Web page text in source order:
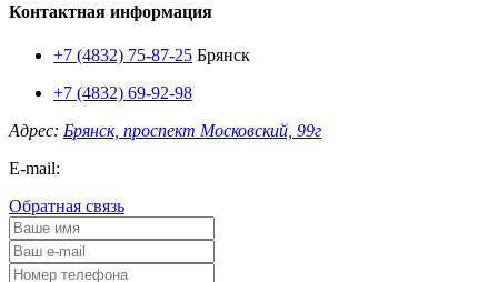
Контактная информация
+7 (4832) 75-87-25 Брянск
+7 (4832) 69-92-98
Адрес: Брянск, проспект Московский, 99г
E-mail:
Обратная связь